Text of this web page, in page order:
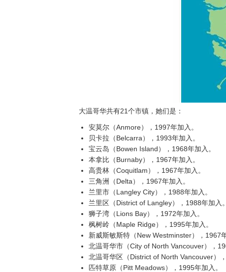
大温哥华共有21个市镇，她们是：
安莫尔（Anmore），1997年加入。
贝卡拉（Belcarra），1993年加入。
宝云岛（Bowen Island），1968年加入。
本拿比（Burnaby），1967年加入。
高贵林（Coquitlam），1967年加入。
三角洲（Delta），1967年加入。
兰里市（Langley City），1988年加入。
兰里区（District of Langley），1988年加入。
狮子湾（Lions Bay），1972年加入。
枫树岭（Maple Ridge），1995年加入。
新威斯敏斯特（New Westminster），1967
北温哥华市（City of North Vancouver），
北温哥华区（District of North Vancouver）
匹特草原（Pitt Meadows），1995年加入。